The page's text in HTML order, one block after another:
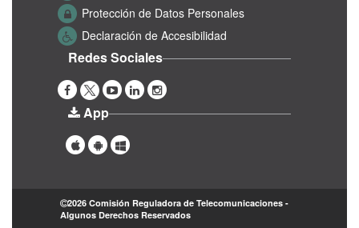
Protección de Datos Personales
Declaración de Accesibilidad
Redes Sociales
App
2026 Comisión Reguladora de Telecomunicaciones -
Algunos Derechos Reservados